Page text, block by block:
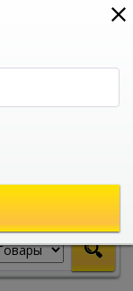
0